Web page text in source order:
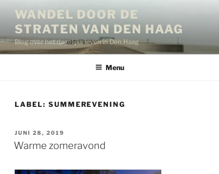
inhoud
WANDEL DOOR DE
STRATEN VAN DEN HAAG
Blog over het dagelijks leven in Den Haag
Menu
LABEL: SUMMEREVENING
GEPLAATST
OP
JUNI 28, 2019
Warme zomeravond